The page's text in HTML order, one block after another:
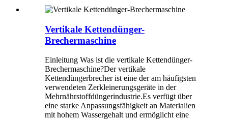
Vertikale Kettendünger-
Brechermaschine
Einleitung Was ist die vertikale Kettendünger-
Brechermaschine?Der vertikale
Kettendüngerbrecher ist eine der am häufigsten
verwendeten Zerkleinerungsgeräte in der
Mehrnährstoffdüngerindustrie.Es verfügt über
eine starke Anpassungsfähigkeit an Materialien
mit hohem Wassergehalt und ermöglicht eine